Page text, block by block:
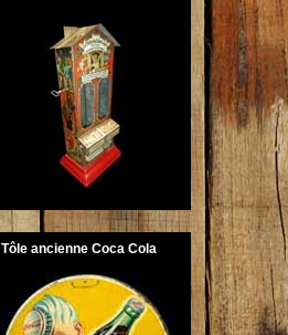
Tôle ancienne Coca Cola